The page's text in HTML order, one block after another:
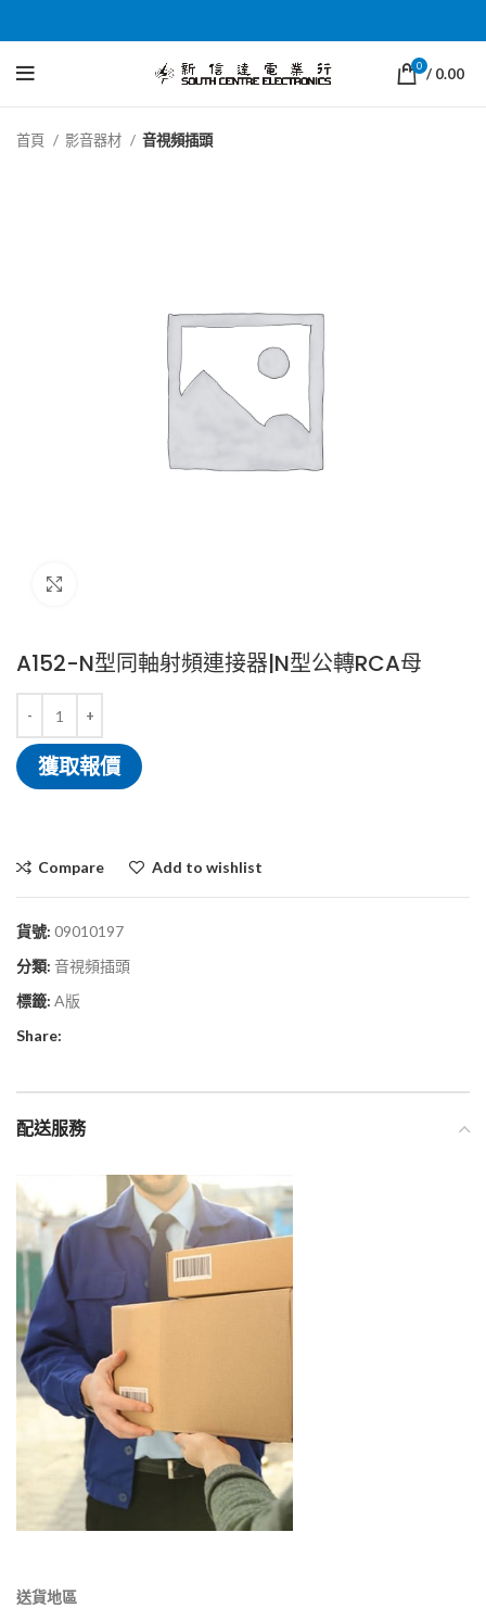
0 / 0.00
首頁 影音器材 音視頻插頭
A152-N型同軸射頻連接器|N型公轉RCA母
獲取報價
Compare Add to wishlist
貨號: 09010197
分類: 音視頻插頭
標籤: A版
Share:
配送服務
送貨地區